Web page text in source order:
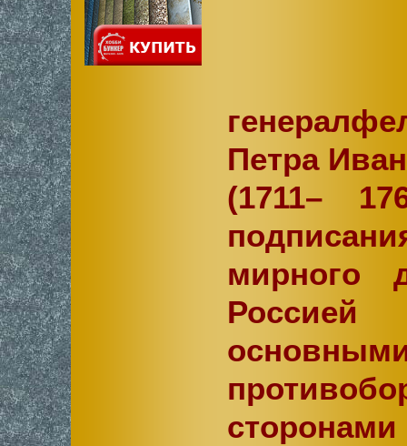
Петра
(1711–
мирного